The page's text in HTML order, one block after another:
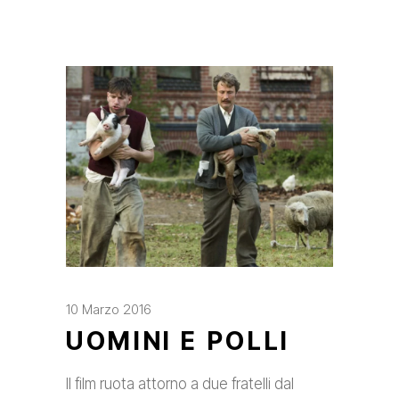
10 Marzo 2016
UOMINI E POLLI
Il film ruota attorno a due fratelli dal